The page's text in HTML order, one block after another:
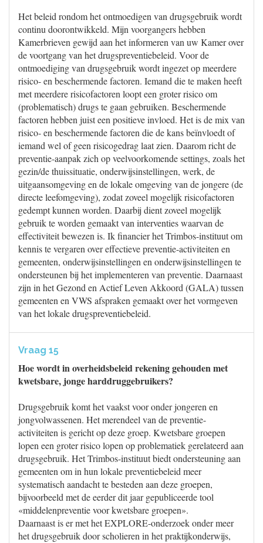
Het beleid rondom het ontmoedigen van drugsgebruik wordt
continu doorontwikkeld. Mijn voorgangers hebben
Kamerbrieven gewijd aan het informeren van uw Kamer over
de voortgang van het drugspreventiebeleid. Voor de
ontmoediging van drugsgebruik wordt ingezet op meerdere
risico- en beschermende factoren. Iemand die te maken heeft
met meerdere risicofactoren loopt een groter risico om
(problematisch) drugs te gaan gebruiken. Beschermende
factoren hebben juist een positieve invloed. Het is de mix van
risico- en beschermende factoren die de kans beïnvloedt of
iemand wel of geen risicogedrag laat zien. Daarom richt de
preventie-aanpak zich op veelvoorkomende settings, zoals het
gezin/de thuissituatie, onderwijsinstellingen, werk, de
uitgaansomgeving en de lokale omgeving van de jongere (de
directe leefomgeving), zodat zoveel mogelijk risicofactoren
gedempt kunnen worden. Daarbij dient zoveel mogelijk
gebruik te worden gemaakt van interventies waarvan de
effectiviteit bewezen is. Ik financier het Trimbos-instituut om
kennis te vergaren over effectieve preventie-activiteiten en
gemeenten, onderwijsinstellingen en onderwijsinstellingen te
ondersteunen bij het implementeren van preventie. Daarnaast
zijn in het Gezond en Actief Leven Akkoord (GALA) tussen
gemeenten en VWS afspraken gemaakt over het vormgeven
van het lokale drugspreventiebeleid.
Vraag 15
Hoe wordt in overheidsbeleid rekening gehouden met
kwetsbare, jonge harddruggebruikers?
Drugsgebruik komt het vaakst voor onder jongeren en
jongvolwassenen. Het merendeel van de preventie-
activiteiten is gericht op deze groep. Kwetsbare groepen
lopen een groter risico lopen op problematiek gerelateerd aan
drugsgebruik. Het Trimbos-instituut biedt ondersteuning aan
gemeenten om in hun lokale preventiebeleid meer
systematisch aandacht te besteden aan deze groepen,
bijvoorbeeld met de eerder dit jaar gepubliceerde tool
«middelenpreventie voor kwetsbare groepen».
Daarnaast is er met het EXPLORE-onderzoek onder meer
het drugsgebruik door scholieren in het praktijkonderwijs,